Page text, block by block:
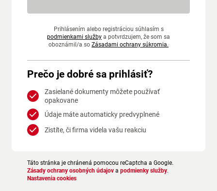
Prihlásením alebo registráciou súhlasím s
podmienkami služby a potvrdzujem, že som sa
oboznámil/a so Zásadami ochrany súkromia.
Prečo je dobré sa prihlásiť?
Zasielané dokumenty môžete používať
opakovane
Údaje máte automaticky predvyplnené
Zistíte, či firma videla vašu reakciu
Táto stránka je chránená pomocou reCaptcha a Google.
Zásady ochrany osobných údajov a podmienky služby.
Nastavenia cookies